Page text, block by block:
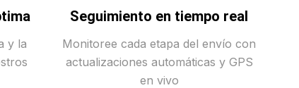
y la
Seguimiento en tiempo real
Monitoree cada etapa del envío con
actualizaciones automáticas y GPS
en vivo